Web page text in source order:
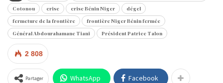
Cotonou
crise crise Bénin Niger
dégel
fermeture de la frontière
frontière Niger Bénin fermée
Général Abdourahamane Tiani
Président Patrice Talon
2 808
Partager WhatsApp Facebook